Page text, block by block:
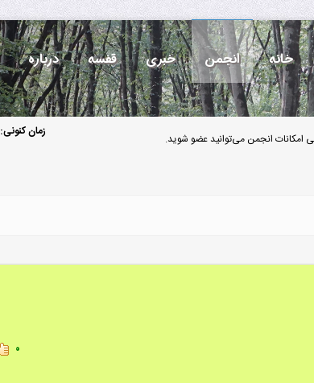
خانه انجمن خبری قفسه درباره
زمان کنونی:
امکانات انجمن می‌توانید عضو شوید.
۰